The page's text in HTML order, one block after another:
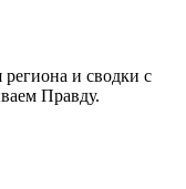
и сводки с
Правду.